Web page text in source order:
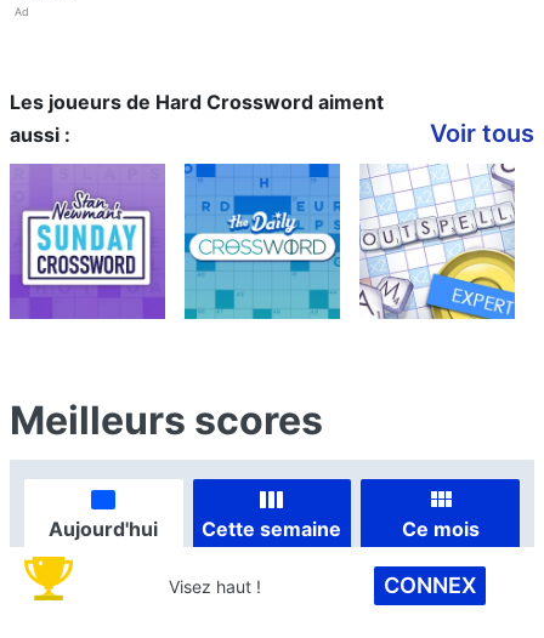
Ad
Les joueurs de Hard Crossword aiment
aussi :
Voir tous
Meilleurs scores
Aujourd'hui Cette semaine Ce mois
Visez haut ! CONNEX